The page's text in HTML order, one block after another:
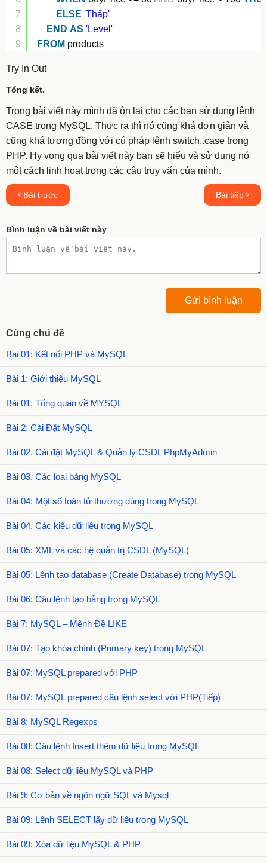
7
8
9
ELSE 'Thấp'
END AS 'Level'
FROM products
Try In Out
Tổng kết.
Trong bài viết này mình đã ôn lại cho các bạn sử dụng lệnh
CASE trong MySQL. Thực ra thì nó cũng khá đơn giản và
cũng khá tương đồng với cú pháp lênh switch..case trong
PHP. Hy vọng qua bài viết này bạn sẽ hiểu và sử dụng nó
một cách linh hoạt trong các câu truy vấn của mình.
Bài trước Bài tiếp
Bình luận về bài viết này
Cùng chủ đề
Bai 01: Kết nối PHP và MySQL
Bài 1: Giới thiệu MySQL
Bài 01. Tổng quan về MYSQL
Bài 2: Cài Đặt MySQL
Bài 02. Cài đặt MySQL & Quản lý CSDL PhpMyAdmin
Bài 03. Các loại bảng MySQL
Bài 04: Một số toán tử thường dùng trong MySQL
Bài 04. Các kiểu dữ liệu trong MySQL
Bài 05: XML và các hệ quản trị CSDL (MySQL)
Bài 05: Lệnh tạo database (Create Database) trong MySQL
Bài 06: Câu lệnh tạo bảng trong MySQL
Bài 7: MySQL – Mệnh Đề LIKE
Bài 07: Tạo khóa chính (Primary key) trong MySQL
Bài 07: MySQL prepared với PHP
Bài 07: MySQL prepared câu lệnh select với PHP(Tiếp)
Bài 8: MySQL Regexps
Bài 08: Câu lệnh Insert thêm dữ liệu trong MySQL
Bài 08: Select dữ liệu MySQL và PHP
Bài 9: Cơ bản về ngôn ngữ SQL và Mysql
Bài 09: Lệnh SELECT lấy dữ liệu trong MySQL
Bài 09: Xóa dữ liệu MySQL & PHP